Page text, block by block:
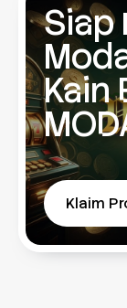
Siap
Kain
Klaim